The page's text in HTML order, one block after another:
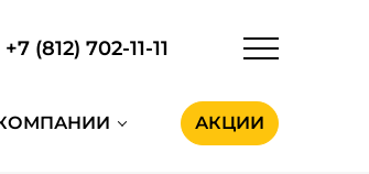
+7 (812) 702-11-11
АКЦИИ